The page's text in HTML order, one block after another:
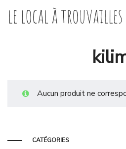
Aucun produit ne
CATÉGORIES